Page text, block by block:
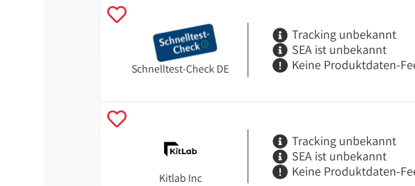
Schnelltest-Check DE
Tracking unbekannt
SEA ist unbekannt
Keine Produktdaten-
Kitlab Inc
Tracking unbekannt
SEA ist unbekannt
Keine Produktdaten-